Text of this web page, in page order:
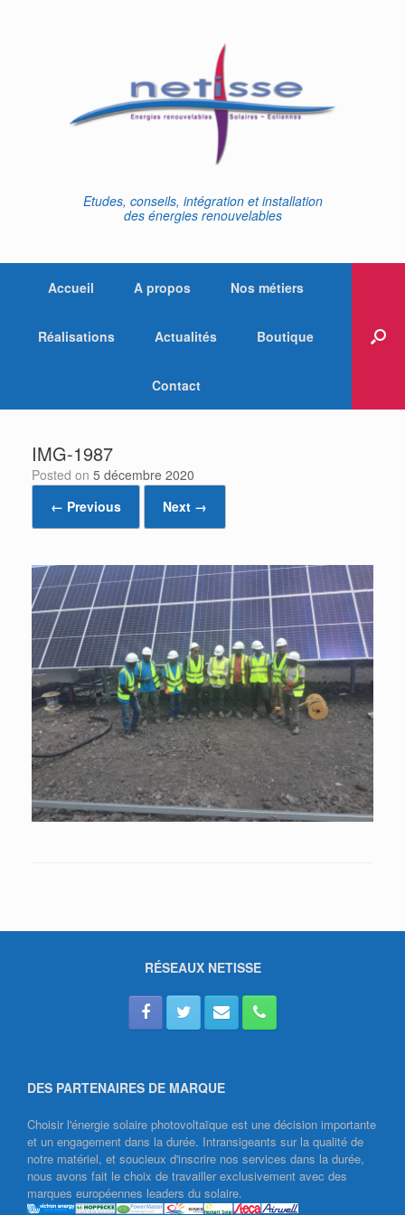
Etudes, conseils, intégration et installation
des énergies renouvelables
Accueil A propos Nos métiers
Réalisations Actualités Boutique
Contact
IMG-1987
Posted on 5 décembre 2020
← Previous
Next →
RÉSEAUX NETISSE
DES PARTENAIRES DE MARQUE
Choisir l'énergie solaire photovoltaïque est une décision importante
et un engagement dans la durée. Intransigeants sur la qualité de
notre matériel, et soucieux d'inscrire nos services dans la durée,
nous avons fait le choix de travailler exclusivement avec des
marques européennes leaders du solaire.